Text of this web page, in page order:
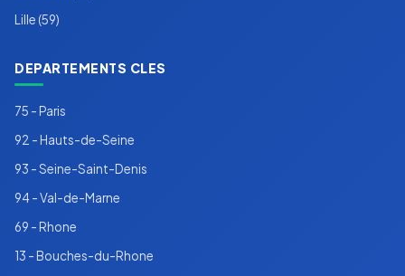
Lille (59)
DEPARTEMENTS CLES
75 - Paris
92 - Hauts-de-Seine
93 - Seine-Saint-Denis
94 - Val-de-Marne
69 - Rhone
13 - Bouches-du-Rhone